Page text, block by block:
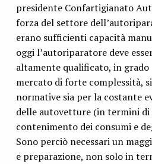
presidente Confartigianato
forza del settore
erano sufficienti capacità
oggi l’autoriparatore deve
altamente qualificato, in
mercato di forte complessità,
normative sia per la costante
delle autovetture (in termini di
contenimento dei consumi e
Sono perciò necessari un
e preparazione, non solo in